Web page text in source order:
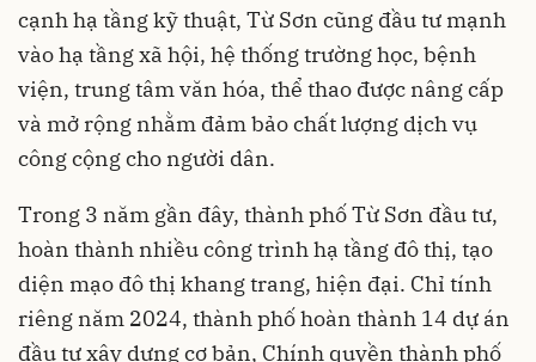
cạnh hạ tầng kỹ thuật, Từ Sơn cũng đầu tư mạnh
vào hạ tầng xã hội, hệ thống trường học, bệnh
viện, trung tâm văn hóa, thể thao được nâng cấp
và mở rộng nhằm đảm bảo chất lượng dịch vụ
công cộng cho người dân.
Trong 3 năm gần đây, thành phố Từ Sơn đầu tư,
hoàn thành nhiều công trình hạ tầng đô thị, tạo
diện mạo đô thị khang trang, hiện đại. Chỉ tính
riêng năm 2024, thành phố hoàn thành 14 dự án
đầu tư xây dựng cơ bản, Chính quyền thành phố